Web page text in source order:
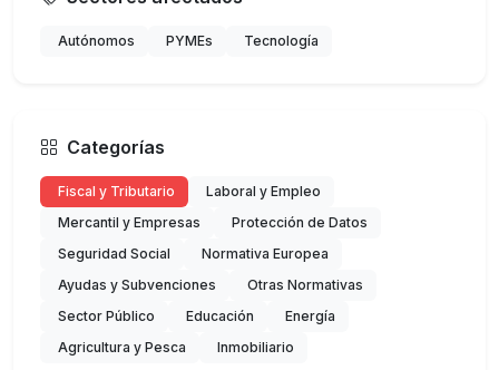
Autónomos PYMEs Tecnología
Categorías
Fiscal y Tributario
Laboral y Empleo
Mercantil y Empresas
Protección de Datos
Seguridad Social
Normativa Europea
Ayudas y Subvenciones
Otras Normativas
Sector Público
Educación
Energía
Agricultura y Pesca
Inmobiliario